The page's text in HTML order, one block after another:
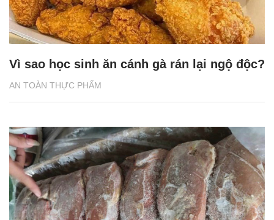
AN TOÀN THỰC PHẨM
Vì sao học sinh ăn cánh gà rán lại ngộ độc?